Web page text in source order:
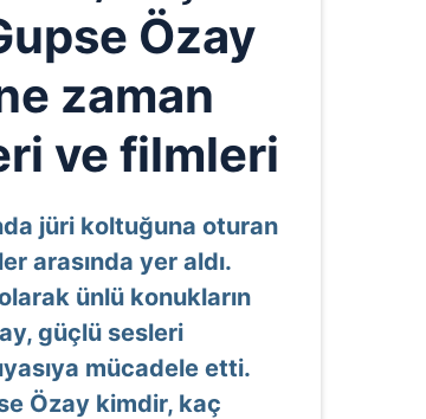
Özay
zaman
ve filmleri
jüri koltuğuna oturan
arasında yer aldı.
ünlü konukların
güçlü sesleri
mücadele etti.
Özay kimdir, kaç